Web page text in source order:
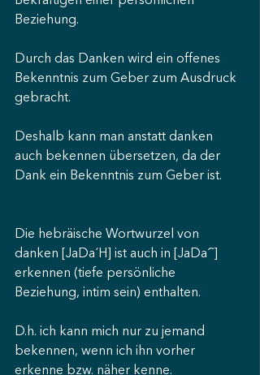
Beziehung.
Durch das Danken wird ein offenes
Bekenntnis zum Geber zum Ausdruck
gebracht.
Deshalb kann man anstatt danken
auch bekennen übersetzen, da der
Dank ein Bekenntnis zum Geber ist.
Die hebräische Wortwurzel von
danken [JaDa´H] ist auch in [JaDa´˜]
erkennen (tiefe persönliche
Beziehung, intim sein) enthalten.
D.h. ich kann mich nur zu jemand
bekennen, wenn ich ihn vorher
erkenne bzw. näher kenne.